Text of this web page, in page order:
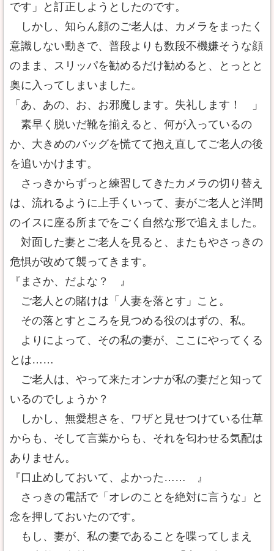
です」と訂正しようとしたのです。
しかし、知らん顔のご老人は、カメラをまったく
意識しない動きで、普段よりも数段不機嫌そうな顔
のまま、スリッパを勧めるだけ勧めると、とっとと
奥に入ってしまいました。
「あ、あの、お、お邪魔します。失礼します！ 」
素早く脱いだ靴を揃えると、何が入っているの
か、大きめのバッグを慌てて抱え直してご老人の後
を追いかけます。
さっきからずっと練習してきたカメラの切り替え
は、流れるように上手くいって、妻がご老人と洋間
のイスに座る所までをごく自然な形で追えました。
対面した妻とご老人を見ると、またもやさっきの
危惧が改めて襲ってきます。
『まさか、だよな？ 』
ご老人との賭けは「人妻を落とす」こと。
その落とすところを見つめる役のはずの、私。
よりによって、その私の妻が、ここにやってくる
とは……
ご老人は、やって来たオンナが私の妻だと知って
いるのでしょうか？
しかし、無愛想さを、ワザと見せつけている仕草
からも、そして言葉からも、それを匂わせる気配は
ありません。
『口止めしておいて、よかった…… 』
さっきの電話で「オレのことを絶対に言うな」と
念を押しておいたのです。
もし、妻が、私の妻であることを喋ってしまえ